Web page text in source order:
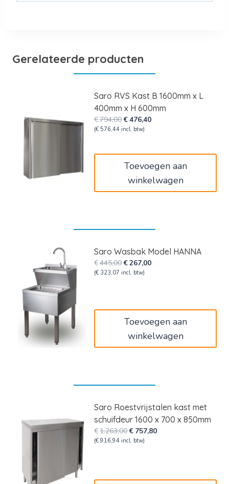
Gerelateerde producten
Saro RVS Kast B 1600mm x L
400mm x H 600mm
€794,00Oorspronkelijke
prijs
€476,40Huidige
(€ 576,44 incl. btw)
Toevoegen aan
winkelwagen
Saro Wasbak Model HANNA
€445,00Oorspronkelijke
prijs
€267,00Huidige
(€ 323,07 incl. btw)
Toevoegen aan
winkelwagen
Saro Roestvrijstalen kast met
schuifdeur 1600 x 700 x 850mm
€1.263,00Oorspronkelijke
prijs
€ 757,80Huidige
(€ 916,94 incl. btw)